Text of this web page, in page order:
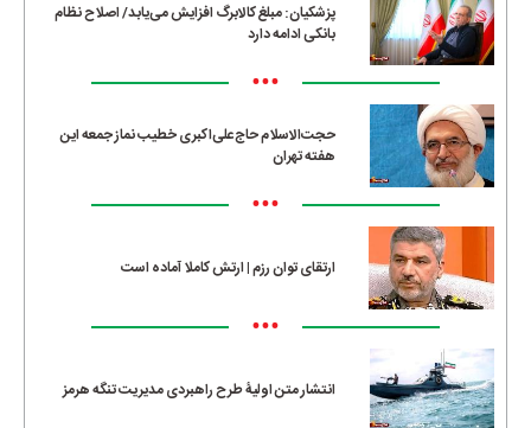
پزشکیان: مبلغ کالابرگ افزایش می‌یابد/ اصلاح نظام
بانکی ادامه دارد
•••
حجت‌الاسلام حاج‌علی‌اکبری خطیب نماز جمعه این
هفته تهران
•••
ارتقای توان رزم | ارتش کاملا آماده است
•••
انتشار متن اولیۀ طرح راهبردی مدیریت تنگه هرمز